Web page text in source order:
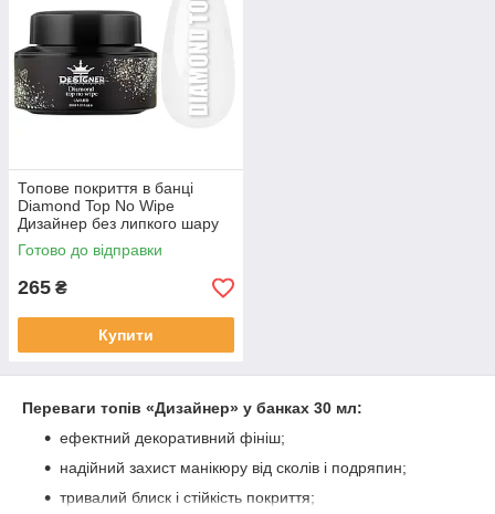
Топове покриття в банці
Diamond Top No Wipe
Дизайнер без липкого шару
30 мл
Готово до відправки
265 ₴
Купити
Переваги топів «Дизайнер» у банках 30 мл:
ефектний декоративний фініш;
надійний захист манікюру від сколів і подряпин;
тривалий блиск і стійкість покриття;